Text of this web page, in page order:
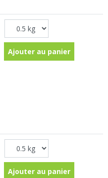
Ajouter au panier
Ajouter au panier